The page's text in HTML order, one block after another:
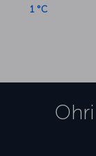
1 °C
Ohri